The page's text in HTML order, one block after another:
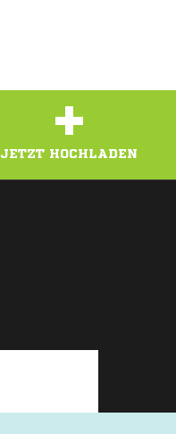
+
JETZT HOCHLADEN